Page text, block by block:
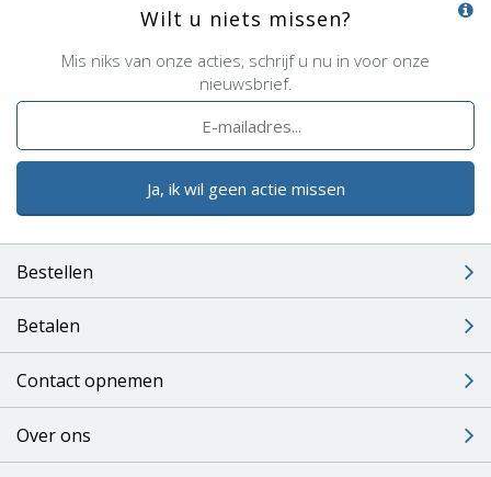
Wilt u niets missen?
Mis niks van onze acties, schrijf u nu in voor onze
nieuwsbrief.
Ja, ik wil geen actie missen
Bestellen
Betalen
Contact opnemen
Over ons